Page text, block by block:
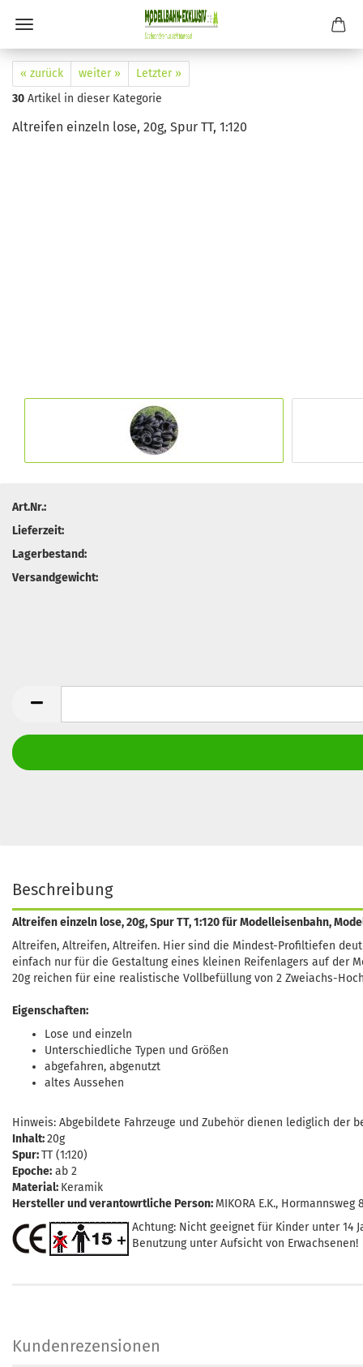
« zurück weiter »
Letzter »
30 Artikel in dieser Kategorie
Altreifen einzeln lose, 20g, Spur TT, 1:120
Art.Nr.:
Lieferzeit:
Lagerbestand:
Versandgewicht:
Beschreibung
Altreifen einzeln lose, 20g, Spur TT, 1:120 für Modelleisenbahn,
Altreifen, Altreifen, Altreifen. Hier sind die Mindest-Profiltiefen
einfach nur für die Gestaltung eines kleinen Reifenlagers auf der
20g reichen für eine realistische Vollbefüllung von 2 Zweiachs-
Eigenschaften:
Lose und einzeln
Unterschiedliche Typen und Größen
abgefahren, abgenutzt
altes Aussehen
Hinweis: Abgebildete Fahrzeuge und Zubehör dienen lediglich
Inhalt:20g
Spur:TT (1:120)
Epoche: ab 2
Material: Keramik
Hersteller und verantowrtliche Person: MIKORA E.K.,
Achtung: Nicht geeignet für Kinder unter 14
Benutzung unter Aufsicht von Erwachsenen!
Kundenrezensionen